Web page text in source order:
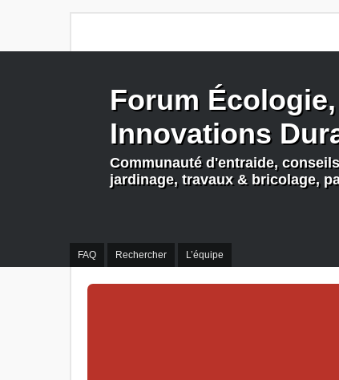
FAQ Rechercher L’équipe
Forum
Innovations
Communauté d'entraide,
jardinage, travaux & bricolage,